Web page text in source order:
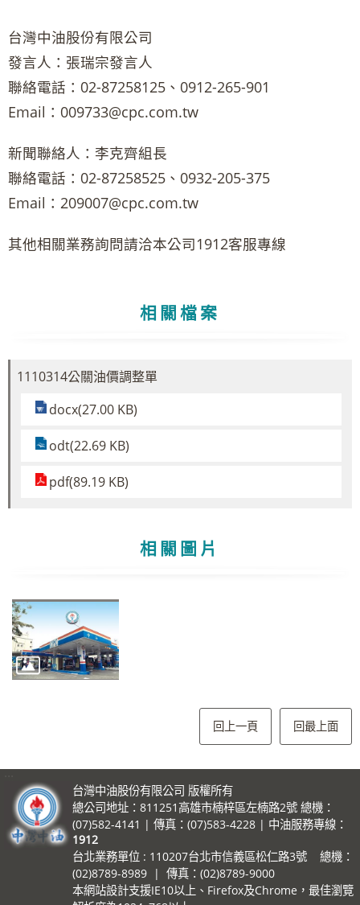
台灣中油股份有限公司
發言人：張瑞宗發言人
聯絡電話：02-87258125、0912-265-901
Email：009733@cpc.com.tw
新聞聯絡人：李克齊組長
聯絡電話：02-87258525、0932-205-375
Email：209007@cpc.com.tw
其他相關業務詢問請洽本公司1912客服專線
相關檔案
1110314公關油價調整單
docx(27.00 KB)
odt(22.69 KB)
pdf(89.19 KB)
相關圖片
回上一頁 回最上面
台灣中油股份有限公司 版權所有
總公司地址：811251高雄市楠梓區左楠路2號 總機：
(07)582-4141 | 傳真：(07)583-4228 | 中油服務專線：
1912
台北業務單位 : 110207台北市信義區松仁路3號 總機：
(02)8789-8989 | 傳真：(02)8789-9000
本網站設計支援IE10以上、Firefox及Chrome，最佳瀏覽